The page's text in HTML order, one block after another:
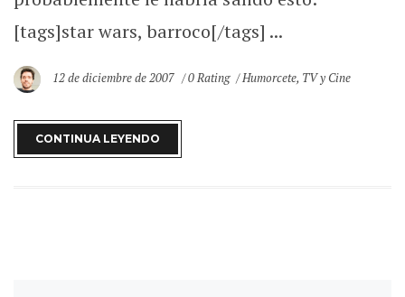
[tags]star wars, barroco[/tags] ...
12 de diciembre de 2007 0 Rating Humorcete, TV y Cine
CONTINUA LEYENDO